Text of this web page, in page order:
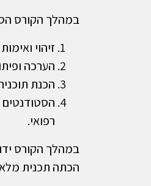
במהלך הקורס
זיהוי
הערכה
הכנת
רפואי.
במהלך הקורס
הכתה תכנית